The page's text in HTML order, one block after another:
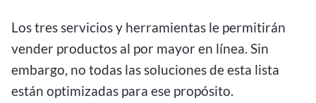
Los tres servicios y herramientas le permitirán
vender productos al por mayor en línea. Sin
embargo, no todas las soluciones de esta lista
están optimizadas para ese propósito.